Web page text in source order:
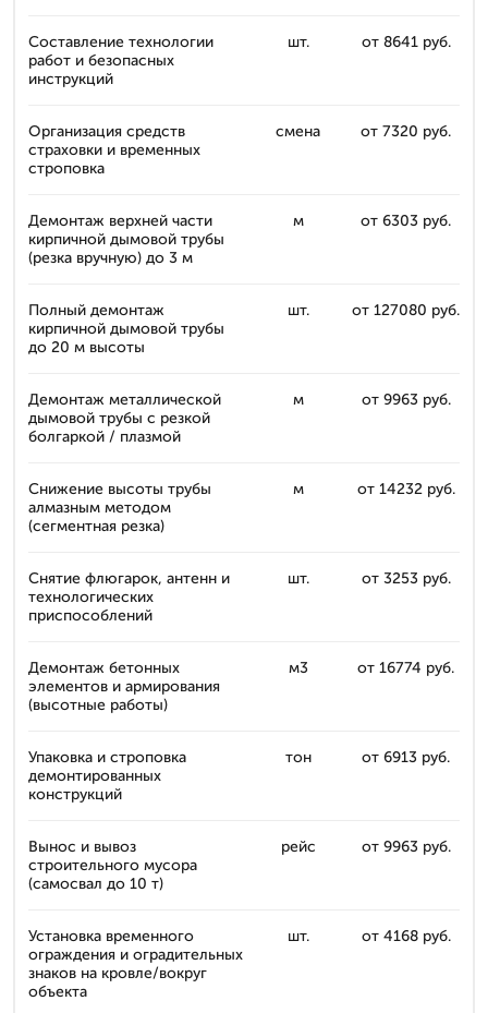
Составление технологии
работ и безопасных
инструкций
шт. от 8641 руб.
Организация средств
страховки и временных
строповка
смена от 7320 руб.
Демонтаж верхней части
кирпичной дымовой трубы
(резка вручную) до 3 м
м от 6303 руб.
Полный демонтаж
кирпичной дымовой трубы
до 20 м высоты
шт. от 127080 руб.
Демонтаж металлической
дымовой трубы с резкой
болгаркой / плазмой
м от 9963 руб.
Снижение высоты трубы
алмазным методом
(сегментная резка)
м от 14232 руб.
Снятие флюгарок, антенн и
технологических
приспособлений
шт. от 3253 руб.
Демонтаж бетонных
элементов и армирования
(высотные работы)
м3 от 16774 руб.
Упаковка и строповка
демонтированных
конструкций
тон от 6913 руб.
Вынос и вывоз
строительного мусора
(самосвал до 10 т)
рейс от 9963 руб.
Установка временного
ограждения и оградительных
знаков на кровле/вокруг
объекта
шт. от 4168 руб.